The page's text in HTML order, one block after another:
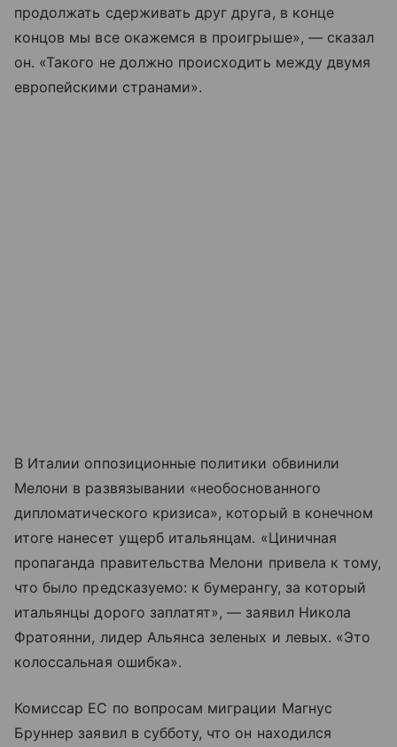
продолжать сдерживать друг друга, в конце
концов мы все окажемся в проигрыше», — сказал
он. «Такого не должно происходить между двумя
европейскими странами».
В Италии оппозиционные политики обвинили
Мелони в развязывании «необоснованного
дипломатического кризиса», который в конечном
итоге нанесет ущерб итальянцам. «Циничная
пропаганда правительства Мелони привела к тому,
что было предсказуемо: к бумерангу, за который
итальянцы дорого заплатят», — заявил Никола
Фратоянни, лидер Альянса зеленых и левых. «Это
колоссальная ошибка».
Комиссар ЕС по вопросам миграции Магнус
Бруннер заявил в субботу, что он находился